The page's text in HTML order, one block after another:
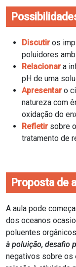
Discutiros
poluidores
Relacionara
pH de uma
Apresentaro
natureza com
oxidação do
Refletirsobre
tratamento de
Proposta de
A aula pode
dos oceanos
poluentes
à poluição, desafio
negativos sobre os